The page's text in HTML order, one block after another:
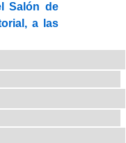
Salón de
a las